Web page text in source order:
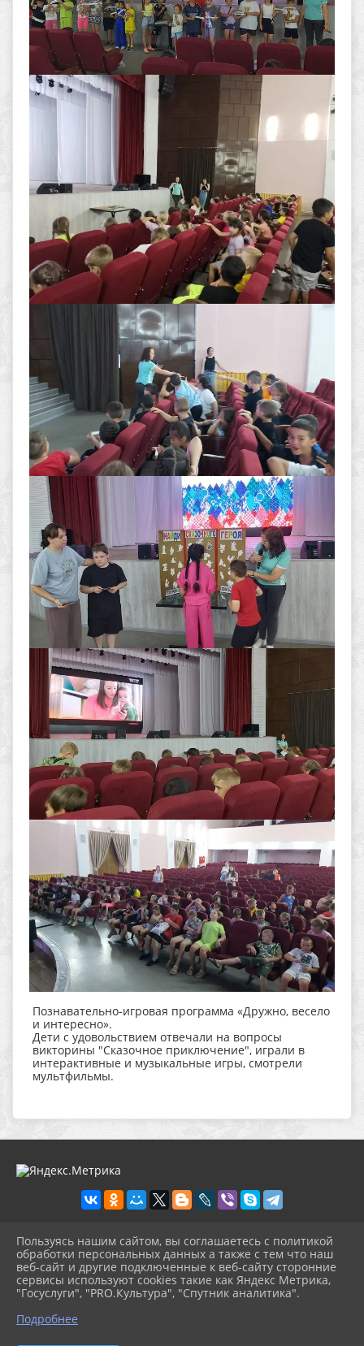
Познавательно-игровая программа «Дружно, весело
и интересно».
Дети с удовольствием отвечали на вопросы
викторины "Сказочное приключение", играли в
интерактивные и музыкальные игры, смотрели
мультфильмы.
2026 г. platkdc.ru
Вход
Карта сайта
Политика обработки персональных данных
Сделано на KubCMS
Пользуясь нашим сайтом, вы соглашаетесь с политикой
обработки персональных данных а также с тем что наш
веб-сайт и другие подключенные к веб-сайту сторонние
сервисы используют cookies такие как Яндекс Метрика,
"Госуслуги", "PRO.Культура", "Спутник аналитика".
Подробнее